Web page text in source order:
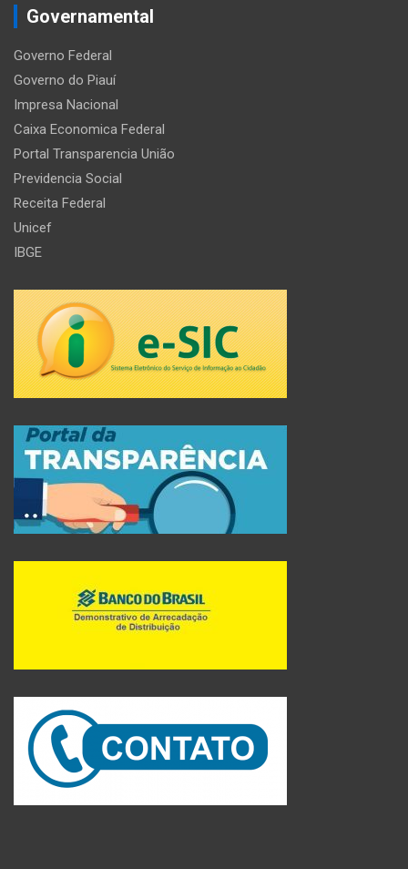
Governamental
Governo Federal
Governo do Piauí
Impresa Nacional
Caixa Economica Federal
Portal Transparencia União
Previdencia Social
Receita Federal
Unicef
IBGE